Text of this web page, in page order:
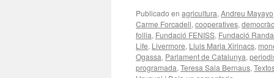
Publicado en agricultura, Andreu Mayayo
Carme Forcadell, cooperatives,
follia, Fundació FENISS, Fundació
Life, Livermore, Lluis Maria Xirinacs,
Ogassa, Parlament de Catalunya,
programada, Teresa Sala Bernaus,